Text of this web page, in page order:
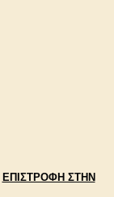
ΕΠΙΣΤΡΟΦΉ ΣΤΗΝ